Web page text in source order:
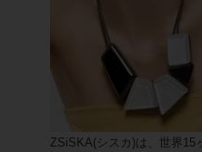
ZSiSKA(シスカ)は、世界15